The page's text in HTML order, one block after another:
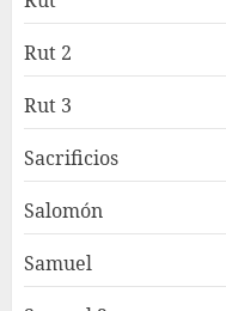
Rut 2
Rut 3
Sacrificios
Salomón
Samuel